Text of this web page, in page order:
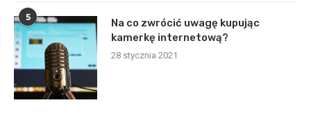
5
Na co zwrócić uwagę kupując
kamerkę internetową?
28 stycznia 2021